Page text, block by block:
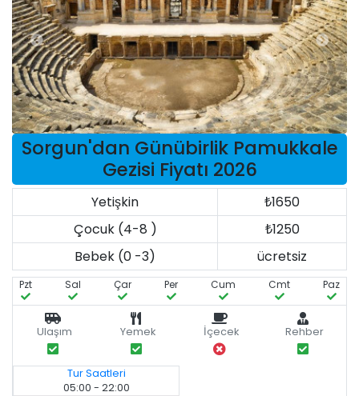
Sorgun'dan Günübirlik Pamukkale
Gezisi Fiyatı 2026
Yetişkin
₺1650
Çocuk (4-8 )
₺1250
Bebek (0 -3)
ücretsiz
Pzt Sal Çar Per Cum Cmt Paz
Ulaşım Yemek İçecek Rehber
Tur Saatleri
05:00 - 22:00